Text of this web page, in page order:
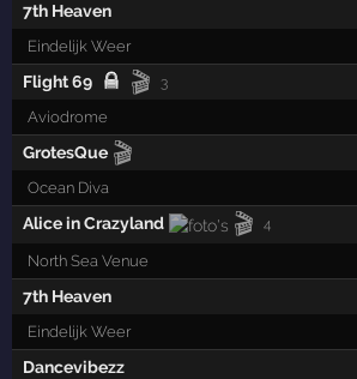
7th Heaven
Eindelijk Weer
Flight 69 🎬 3
Aviodrome
GrotesQue 🎬
Ocean Diva
Alice in Crazyland 🎬 4
North Sea Venue
7th Heaven
Eindelijk Weer
Dancevibezz